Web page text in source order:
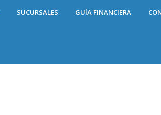
SUCURSALES GUÍA FINANCIERA